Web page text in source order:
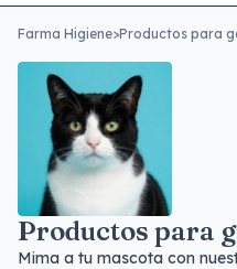
Farma Higiene>Productos para
Productos para
Mima a tu mascota con